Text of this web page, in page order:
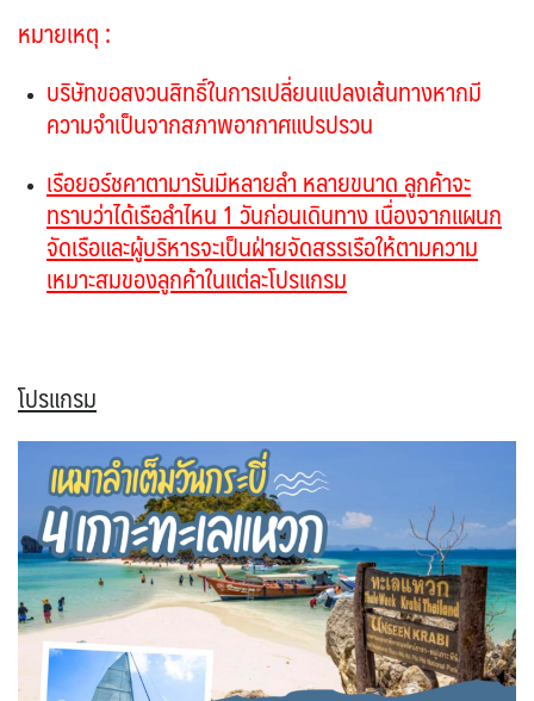
เบลเยี่ยม เนเธอร์แลนด์ ลักเซม
ร์ก (BENELUX)
อิตาลี สวิส ฝรั่งเศส 3 สเปน โปรตุเกส 2
หมายเหตุ :
บริษัทขอสงวนสิทธิ์ในการเปลี่ยนแปลงเส้นทางหากมี
ความจำเป็นจากสภาพอากาศแปรปรวน
เรือยอร์ชคาตามารันมีหลายลำ หลายขนาด ลูกค้าจะ
ทราบว่าได้เรือลำไหน 1 วันก่อนเดินทาง เนื่องจากแผนก
จัดเรือและผู้บริหารจะเป็นฝ่ายจัดสรรเรือให้ตามความ
เหมาะสมของลูกค้าในแต่ละโปรแกรม
โปรแกรม